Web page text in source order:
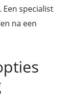
specialist
na een